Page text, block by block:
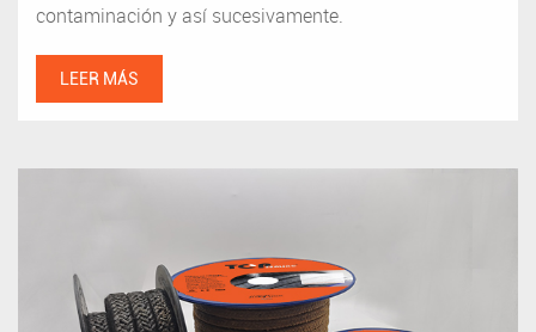
contaminación y así sucesivamente.
LEER MÁS